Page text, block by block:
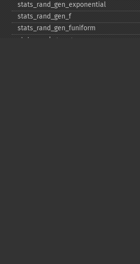
stats_​rand_​gen_​exponential
stats_​rand_​gen_​f
stats_​rand_​gen_​funiform
stats_​rand_​gen_​gamma